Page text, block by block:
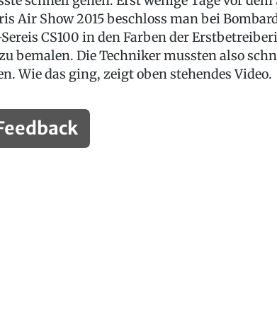
Air Show 2015 beschloss man bei
CS100 in den Farben der
bemalen. Die Techniker mussten also
Wie das ging, zeigt oben stehendes Video.